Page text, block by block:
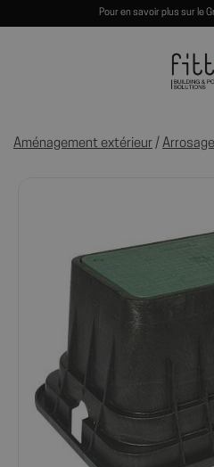
Pour en savoir plus sur le
Aménagement extérieur /